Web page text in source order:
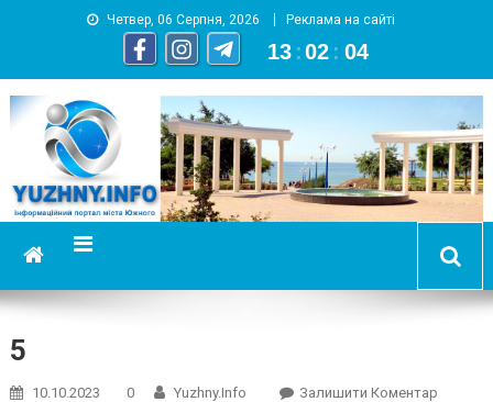
Четвер, 06 Серпня, 2026 Реклама на сайті
13 :02 : 04
YUZHNY.INFO
информационный портал города Южный
5
10.10.2023 0 Yuzhny.info Залишити КоментарOn